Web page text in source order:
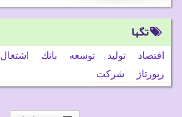
تگها
اقتصاد تولید توسعه بانك اشتغال
رپورتاژ
شركت